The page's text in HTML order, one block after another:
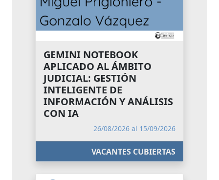
GEMINI NOTEBOOK
APLICADO AL ÁMBITO
JUDICIAL: GESTIÓN
INTELIGENTE DE
INFORMACIÓN Y ANÁLISIS
CON IA
26/08/2026 al 15/09/2026
VACANTES CUBIERTAS